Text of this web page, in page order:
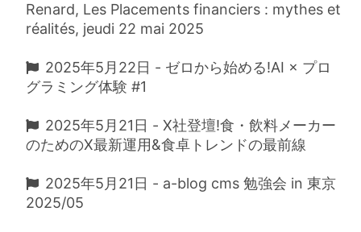
Renard, Les Placements financiers : mythes et
réalités, jeudi 22 mai 2025
2025年5月22日 - ゼロから始める!AI × プロ
グラミング体験 #1
2025年5月21日 - X社登壇!食・飲料メーカー
のためのX最新運用&食卓トレンドの最前線
2025年5月21日 - a-blog cms 勉強会 in 東京
2025/05